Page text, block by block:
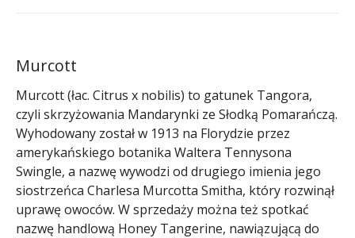
Murcott
Murcott (łac. Citrus x nobilis) to gatunek Tangora,
czyli skrzyżowania Mandarynki ze Słodką Pomarańczą.
Wyhodowany został w 1913 na Florydzie przez
amerykańskiego botanika Waltera Tennysona
Swingle, a nazwę wywodzi od drugiego imienia jego
siostrzeńca Charlesa Murcotta Smitha, który rozwinął
uprawę owoców. W sprzedaży można też spotkać
nazwę handlową Honey Tangerine, nawiązującą do